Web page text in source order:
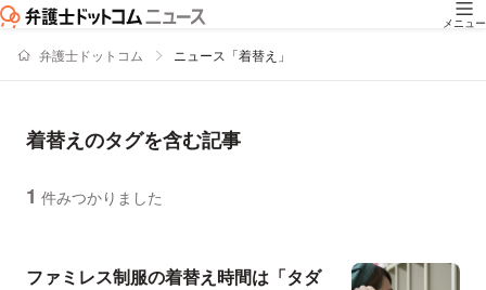
メニュー
弁護士ドットコム ニュース「着替え」
着替えのタグを含む記事
1 件みつかりました
ファミレス制服の着替え時間は「タダ